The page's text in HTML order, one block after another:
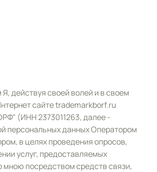
действуя своей волей и в своем
сайте trademarkborf.ru
(ИНН 2373011263, далее -
персональных данных Оператором
в целях проведения опросов,
услуг, предоставляемых
мною посредством средств связи,